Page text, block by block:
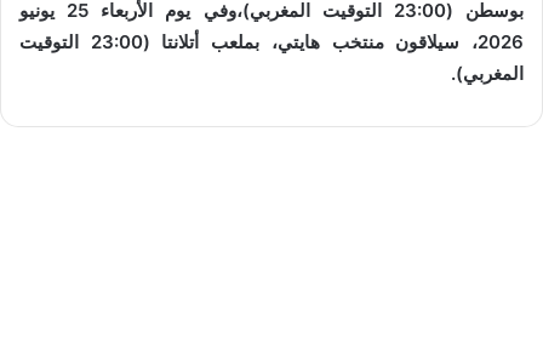
بوسطن (23:00 التوقيت المغربي)،وفي يوم الأربعاء 25 يونيو
2026، سيلاقون منتخب هايتي، بملعب أتلانتا (23:00 التوقيت
المغربي).